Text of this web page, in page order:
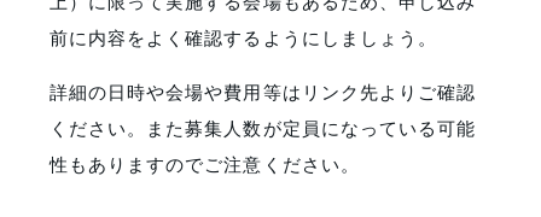
前に内容をよく確認するようにしましょう。
詳細の日時や会場や費用等はリンク先よりご確認
ください。また募集人数が定員になっている可能
性もありますのでご注意ください。